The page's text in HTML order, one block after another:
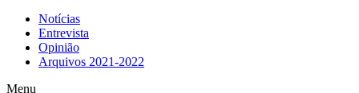
Notícias
Entrevista
Opinião
Arquivos 2021-2022
Menu